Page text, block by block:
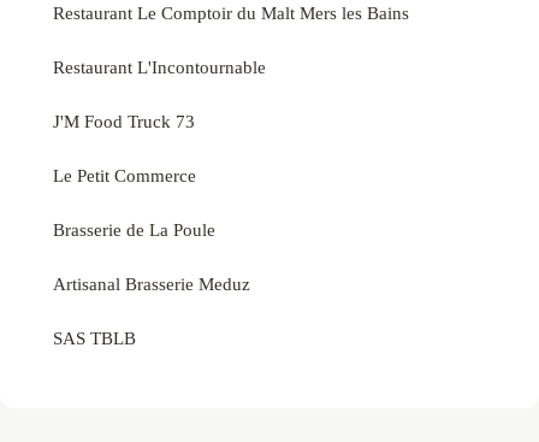
Restaurant Le Comptoir du Malt Mers les Bains
Restaurant L'Incontournable
J'M Food Truck 73
Le Petit Commerce
Brasserie de La Poule
Artisanal Brasserie Meduz
SAS TBLB